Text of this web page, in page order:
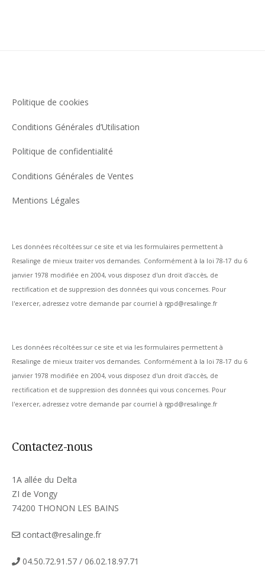
Politique de cookies
Conditions Générales d’Utilisation
Politique de confidentialité
Conditions Générales de Ventes
Mentions Légales
Les données récoltées sur ce site et via les formulaires permettent à
Resalinge de mieux traiter vos demandes. Conformément à la loi 78-17 du 6
janvier 1978 modifiée en 2004, vous disposez d'un droit d'accès, de
rectification et de suppression des données qui vous concernes. Pour
l'exercer, adressez votre demande par courriel à rgpd@resalinge.fr
Les données récoltées sur ce site et via les formulaires permettent à
Resalinge de mieux traiter vos demandes. Conformément à la loi 78-17 du 6
janvier 1978 modifiée en 2004, vous disposez d'un droit d'accès, de
rectification et de suppression des données qui vous concernes. Pour
l'exercer, adressez votre demande par courriel à rgpd@resalinge.fr
Contactez-nous
1A allée du Delta
ZI de Vongy
74200 THONON LES BAINS
contact@resalinge.fr
04.50.72.91.57 / 06.02.18.97.71